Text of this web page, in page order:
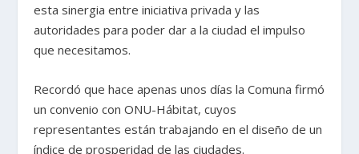
esta sinergia entre iniciativa privada y las
autoridades para poder dar a la ciudad el impulso
que necesitamos.
Recordó que hace apenas unos días la Comuna firmó
un convenio con ONU-Hábitat, cuyos
representantes están trabajando en el diseño de un
índice de prosperidad de las ciudades.